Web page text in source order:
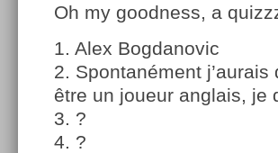
Oh my goodness, a
1. Alex Bogdanovic
2. Spontanément
être un joueur anglais, je
3. ?
4. ?